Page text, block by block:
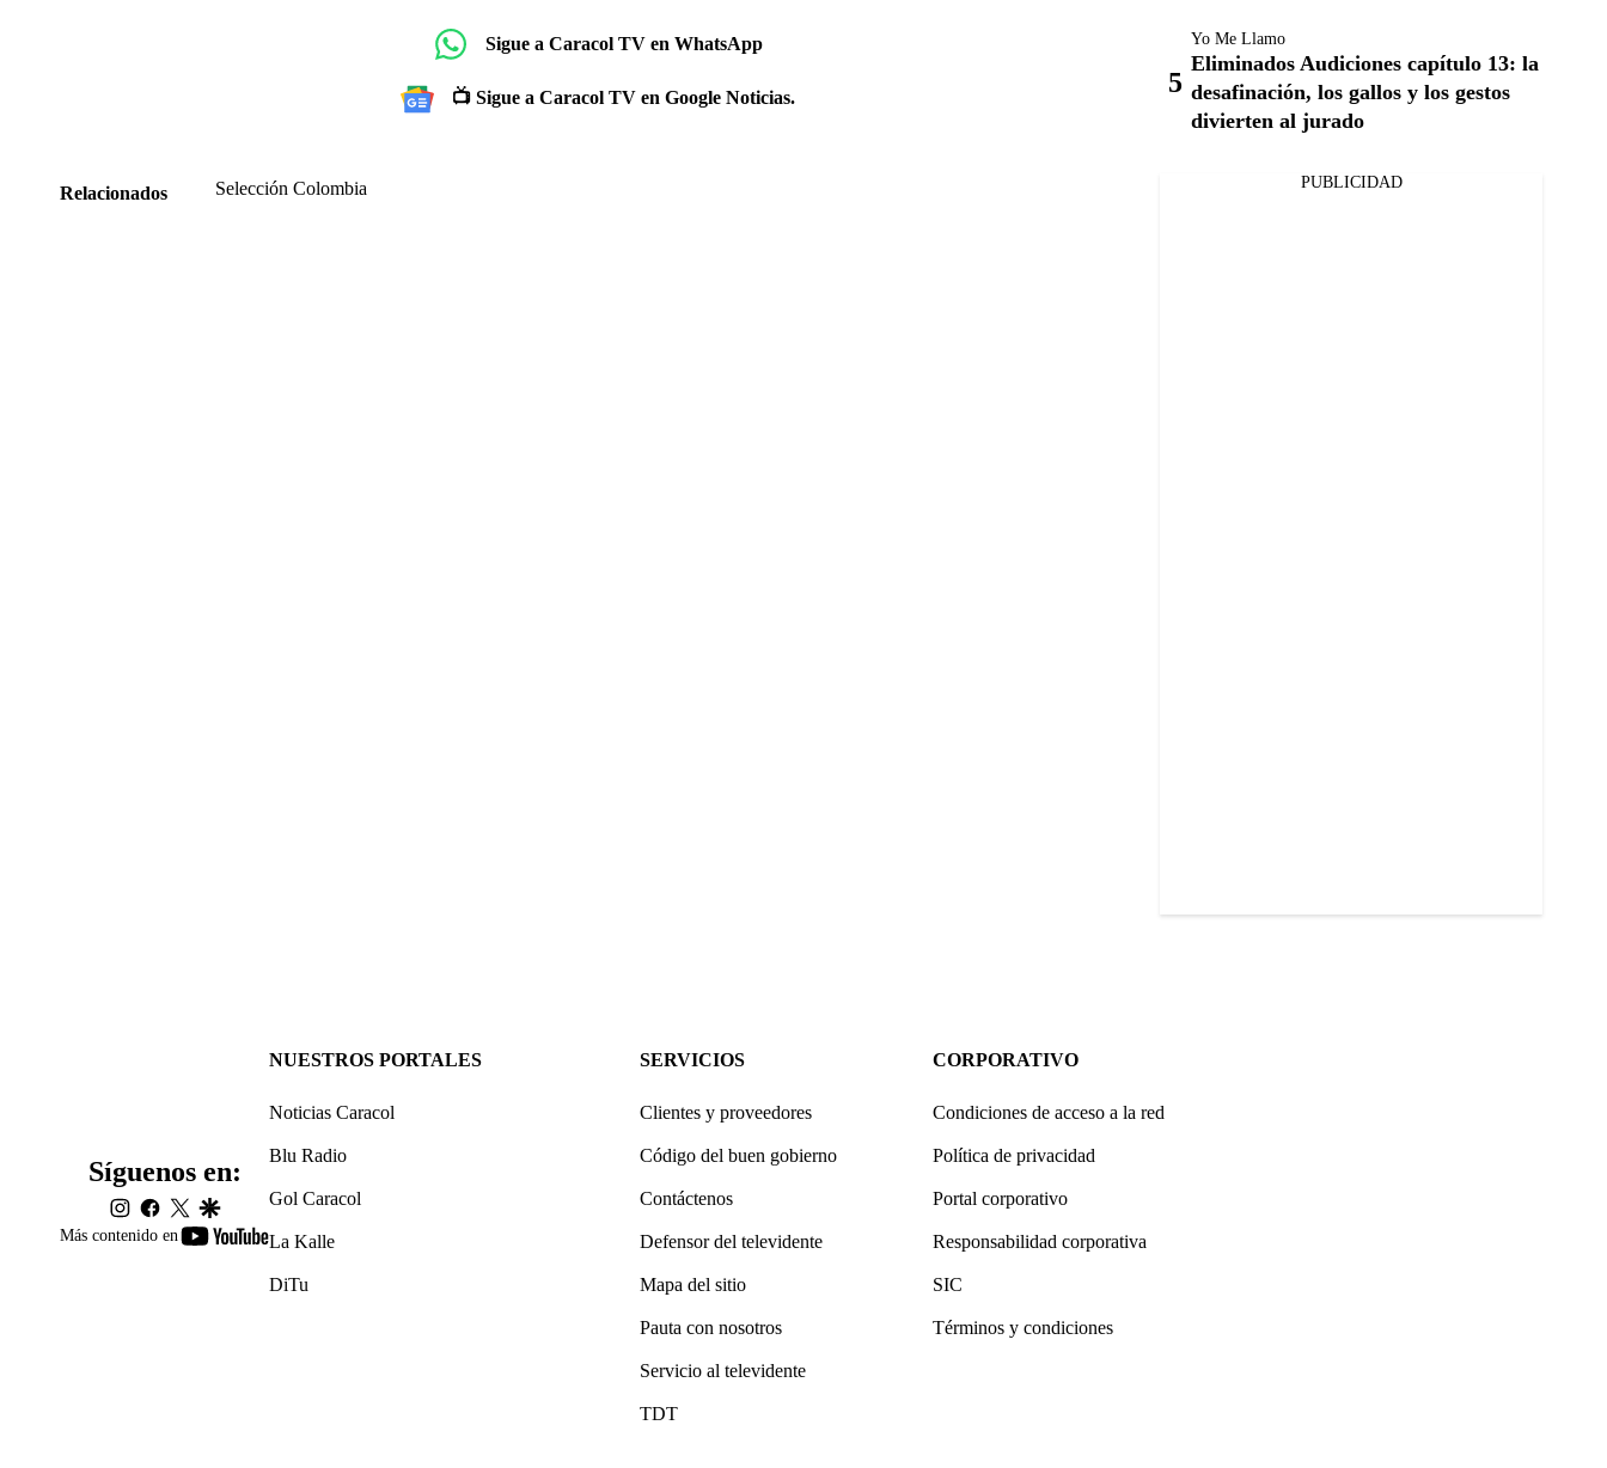
Sigue a Caracol TV en WhatsApp
📺 Sigue a Caracol TV en Google Noticias.
Relacionados Selección Colombia
Yo Me Llamo
Eliminados Audiciones capítulo 13: la
desafinación, los gallos y los gestos
divierten al jurado
PUBLICIDAD
Más contenido en
youtube-
Síguenos en:
instagram
facebook
twittergoogle
NUESTROS PORTALES
Noticias Caracol
Blu Radio
Gol Caracol
La Kalle
DiTu
SERVICIOS
Clientes y proveedores
Código del buen gobierno
Contáctenos
Defensor del televidente
Mapa del sitio
Pauta con nosotros
Servicio al televidente
TDT
CORPORATIVO
Condiciones de acceso a la red
Política de privacidad
Portal corporativo
Responsabilidad corporativa
SIC
Términos y condiciones